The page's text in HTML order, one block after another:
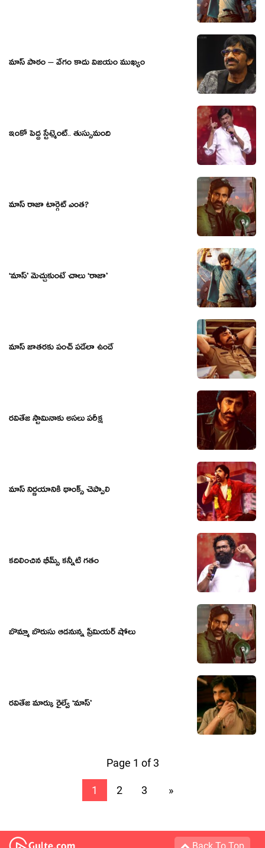
మాస్ పాఠం – వేగం కాదు విజయం ముఖ్యం
ఇంకో పెద్ద స్టేట్మెంట్.. తుస్సుమంది
మాస్ రాజా టార్గెట్ ఎంత?
‘మాస్’ మెచ్చుకుంటే చాలు ‘రాజా’
మాస్ జాత‌ర‌కు పంచ్ ప‌డేలా ఉందే
రవితేజ స్టామినాకు అసలు పరీక్ష
మాస్ నిర్ణయానికి థాంక్స్ చెప్పాలి
కదిలించిన భీమ్స్ కన్నీటి గతం
బొమ్మా బొరుసు ఆడనున్న ప్రీమియర్ షోలు
రవితేజ మార్కు రైల్వే ‘మాస్’
Page 1 of 3
1 2 3 »
Back To Top